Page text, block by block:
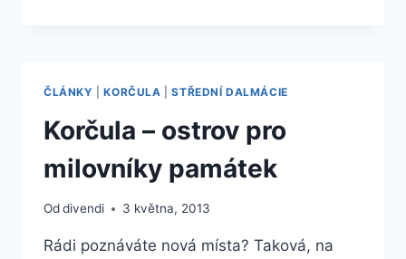
–
CHORVATSKO
ČLÁNKY |KORČULA |STŘEDNÍ DALMÁCIE
Korčula – ostrov pro
milovníky památek
Oddivendi 3 května, 2013
Rádi poznáváte nová místa? Taková, na